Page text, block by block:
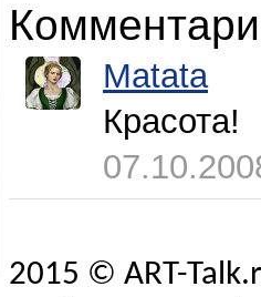
Matata
Красота!
2015 © ART-